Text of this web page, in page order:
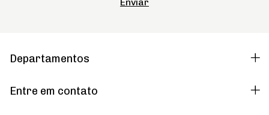
Departamentos
Entre em contato